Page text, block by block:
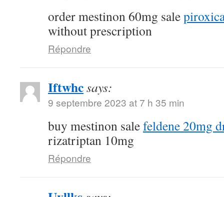
order mestinon 60mg sale
without prescription
Répondre
Iftwhcsays:
9 septembre 2023 at 7 h 35 min
buy mestinon salefeldene 20mg
rizatriptan 10mg
Répondre